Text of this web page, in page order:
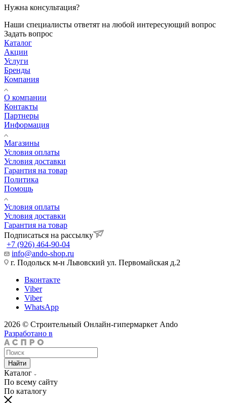
Нужна консультация?
Наши специалисты ответят на любой интересующий вопрос
Задать вопрос
Каталог
Акции
Услуги
Бренды
Компания
О компании
Контакты
Партнеры
Информация
Магазины
Условия оплаты
Условия доставки
Гарантия на товар
Политика
Помощь
Условия оплаты
Условия доставки
Гарантия на товар
Подписаться на рассылку
+7 (926) 464-90-04
info@ando-shop.ru
г. Подольск м-н Львовский ул. Первомайская д.2
Вконтакте
Viber
Viber
WhatsApp
2026 © Строительный Онлайн-гипермаркет Ando
Разработано в
Найти
Каталог
По всему сайту
По каталогу